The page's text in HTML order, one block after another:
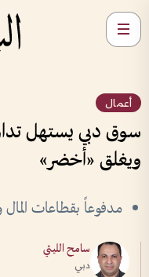
أعمال
سوق دبي يستهل
ويغلق «أخضر»
مدفوعاً بقطاعات المال
سامح الليثي
دبي